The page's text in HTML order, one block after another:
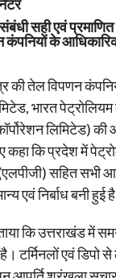
सही एवं
के आधिकारिक
की तेल विपणन
भारत पेट्रोलियम
लिमिटेड)
कहा कि प्रदेश में
सहित सभी
एवं निर्बाध बनी हुई
कि उत्तराखंड में
है। टर्मिनलों एवं डिपो